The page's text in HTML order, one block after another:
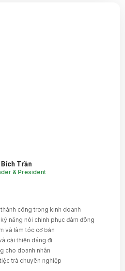
Bích Trần
& President
công trong kinh doanh
năng nói chinh phục đám đông
và làm tóc cơ bản
cải thiện dáng đi
cho doanh nhân
trà chuyên nghiệp